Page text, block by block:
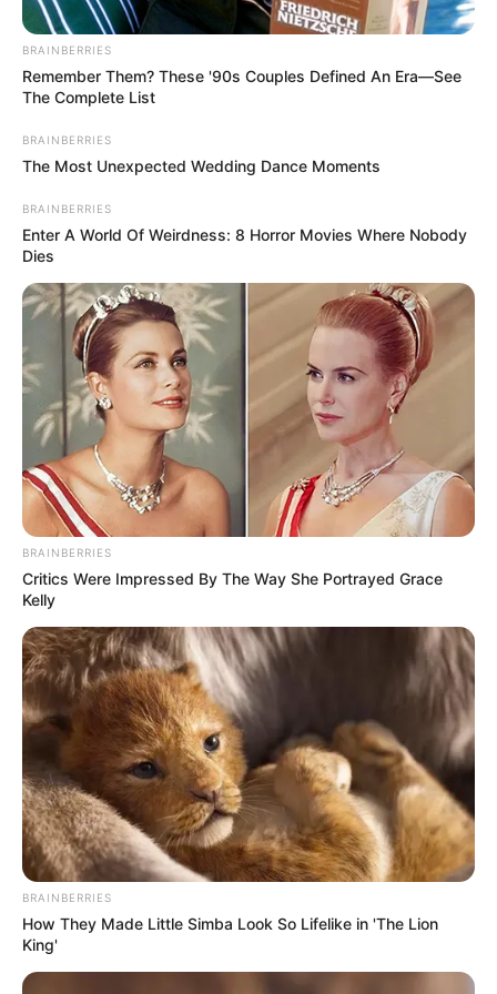
PostedFriss hírek
Itt a drámai fordulat Vastag
Csabáéknál! Amikor már senki
nem számított rá, megtörténik
bySzerző
BRAINBERRIES
Remember Them? These '90s Couples Defined An Era—See
The Complete List
BRAINBERRIES
The Most Unexpected Wedding Dance Moments
BRAINBERRIES
Enter A World Of Weirdness: 8 Horror Movies Where Nobody
Dies
BRAINBERRIES
Critics Were Impressed By The Way She Portrayed Grace
Kelly
BRAINBERRIES
How They Made Little Simba Look So Lifelike in 'The Lion
King'